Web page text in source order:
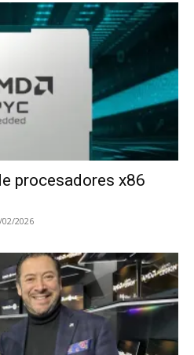
procesadores x86
02/2026